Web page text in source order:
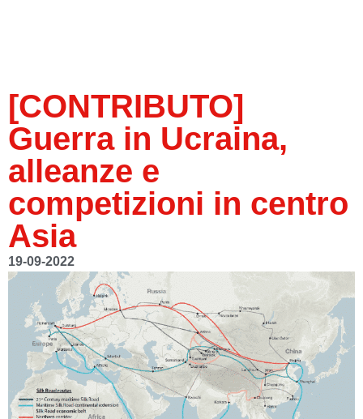
[CONTRIBUTO]
Guerra in Ucraina,
alleanze e
competizioni in centro
Asia
19-09-2022